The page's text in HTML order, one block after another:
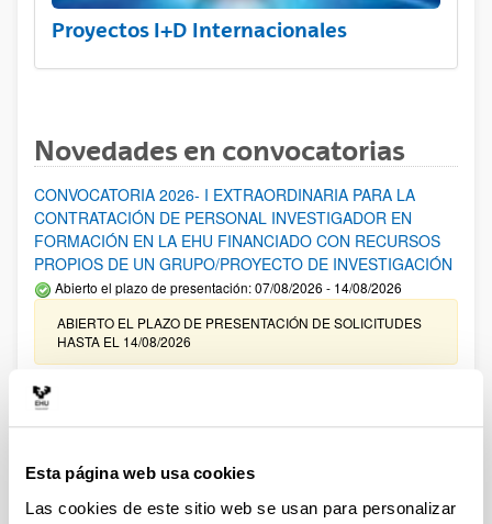
Esta página web usa cookies
Las cookies de este sitio web se usan para personalizar
Proyectos I+D Internacionales
Novedades en convocatorias
CONVOCATORIA 2026- I EXTRAORDINARIA PARA LA
CONTRATACIÓN DE PERSONAL INVESTIGADOR EN
FORMACIÓN EN LA EHU FINANCIADO CON RECURSOS
PROPIOS DE UN GRUPO/PROYECTO DE INVESTIGACIÓN
Abierto el plazo de presentación: 07/08/2026 - 14/08/2026
ABIERTO EL PLAZO DE PRESENTACIÓN DE SOLICITUDES
HASTA EL 14/08/2026
Ayudas para financiación de la adquisición y renovación de
infraestructura científica y fondos bibliográficos en la
Trámite abierto
25/03/2026: Corrección de errores del listado provisional de
solicitudes admitidas y excluidas. 23/03/2026: Relación